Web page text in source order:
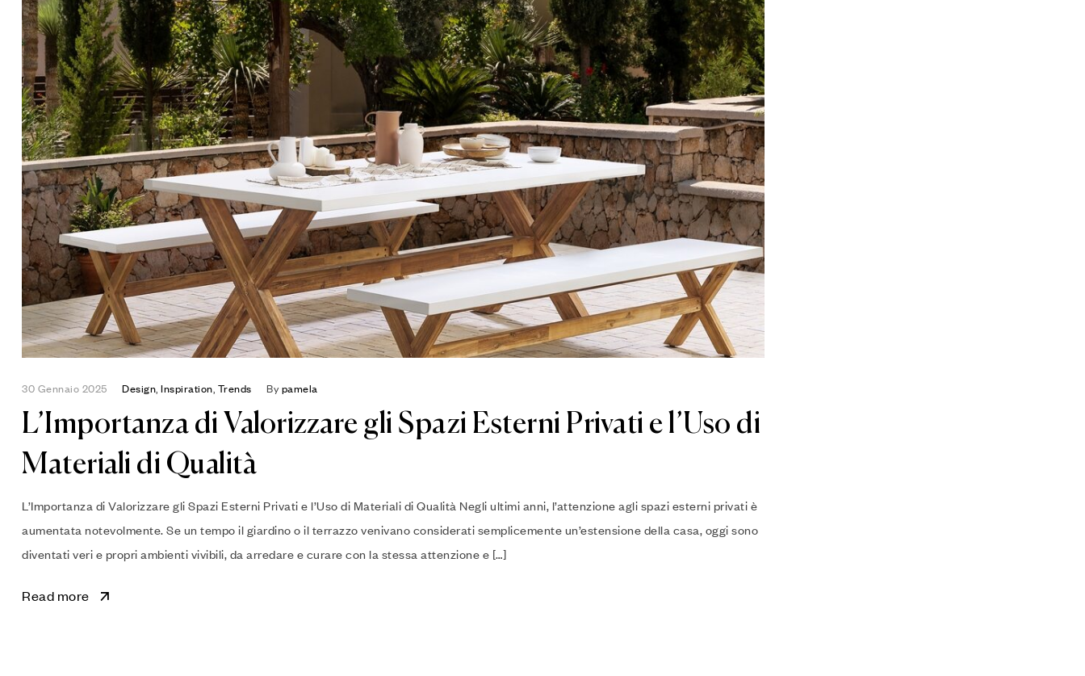
30 Gennaio 2025 Design, Inspiration, Trends Bypamela
L’Importanza di Valorizzare gli Spazi Esterni Privati e l’Uso di
Materiali di Qualità
L’Importanza di Valorizzare gli Spazi Esterni Privati e l’Uso di Materiali di Qualità Negli ultimi anni, l’attenzione agli spazi esterni privati è
aumentata notevolmente. Se un tempo il giardino o il terrazzo venivano considerati semplicemente un’estensione della casa, oggi sono
diventati veri e propri ambienti vivibili, da arredare e curare con la stessa attenzione e […]
Read more